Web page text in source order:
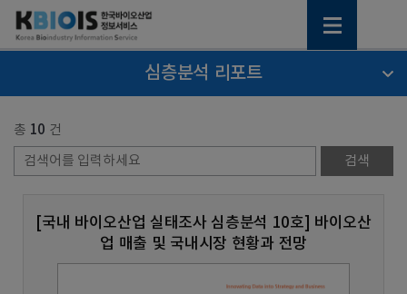
심층분석 리포트
총 10 건
[국내 바이오산업 실태조사 심층분석 10호] 바이오산
업 매출 및 국내시장 현황과 전망